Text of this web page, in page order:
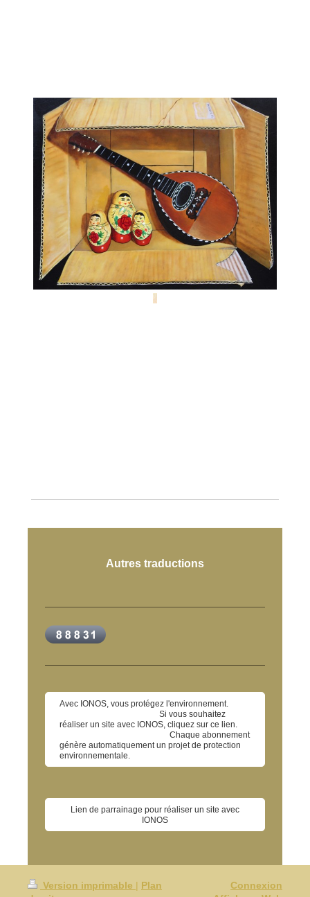
Autres traductions
Avec IONOS, vous protégez l'environnement.
Si vous souhaitez
réaliser un site avec IONOS, cliquez sur ce lien.
Chaque abonnement
génère automatiquement un projet de protection
environnementale.
Lien de parrainage pour réaliser un site avec
IONOS
Version imprimable | Plan
Connexion